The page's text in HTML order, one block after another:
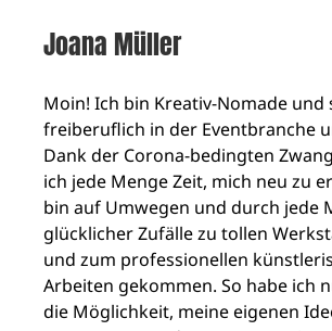
Joana Müller
Moin! Ich bin Kreativ-Nomade und
freiberuflich in der Eventbranche
Dank der Corona-bedingten
ich jede Menge Zeit, mich neu zu
bin auf Umwegen und durch jede
glücklicher Zufälle zu tollen
und zum professionellen
Arbeiten gekommen. So habe ich
die Möglichkeit, meine eigenen